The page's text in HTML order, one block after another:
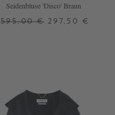
Seidenbluse 'Disco' Braun
595,00 € 297,50 €